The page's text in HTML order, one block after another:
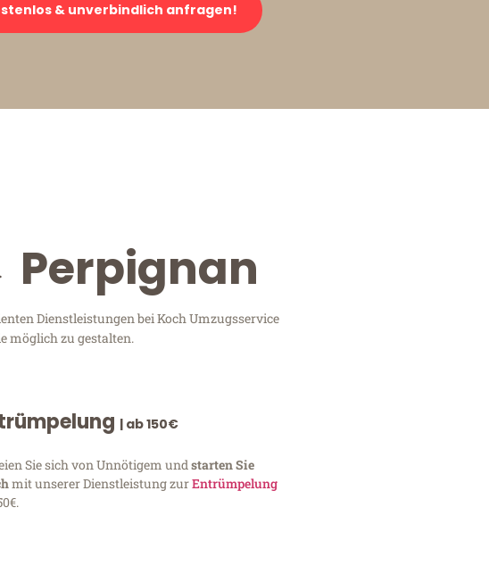
& unverbindlich anfragen!
Perpignan
Dienstleistungen bei Koch Umzugsservice
möglich zu gestalten.
| ab 150€
Sie sich von Unnötigem und starten Sie
mit unserer Dienstleistung zurEntrümpelung